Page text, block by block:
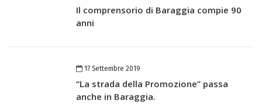
Il comprensorio di Baraggia compie 90
anni
17 Settembre 2019
“La strada della Promozione” passa
anche in Baraggia.